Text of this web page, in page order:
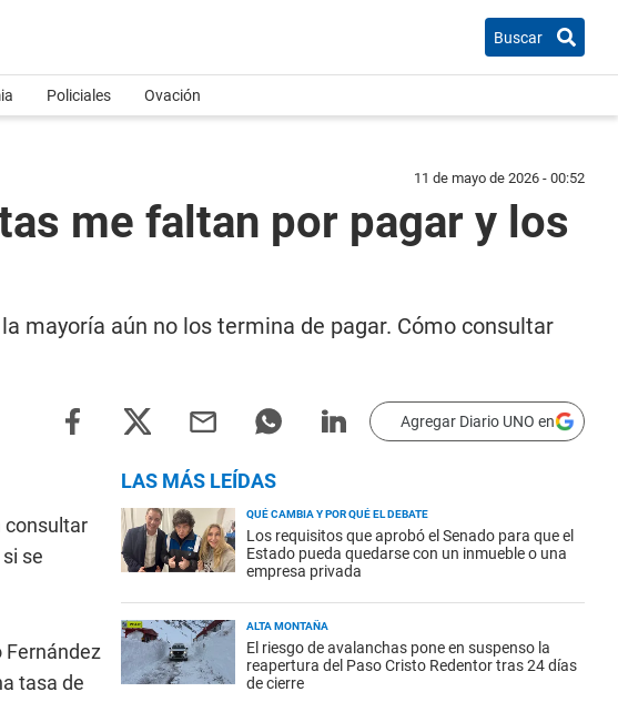
Buscar
Policiales Ovación
11 de mayo de 2026 - 00:52
me faltan por pagar y los
mayoría aún no los termina de pagar. Cómo consultar
Agregar Diario UNO en
consultar
se
Fernández
tasa de
LAS MÁS LEÍDAS
QUÉ CAMBIA Y POR QUÉ EL DEBATE
Los requisitos que aprobó el Senado para que el
Estado pueda quedarse con un inmueble o una
empresa privada
ALTA MONTAÑA
El riesgo de avalanchas pone en suspenso la
reapertura del Paso Cristo Redentor tras 24 días
de cierre